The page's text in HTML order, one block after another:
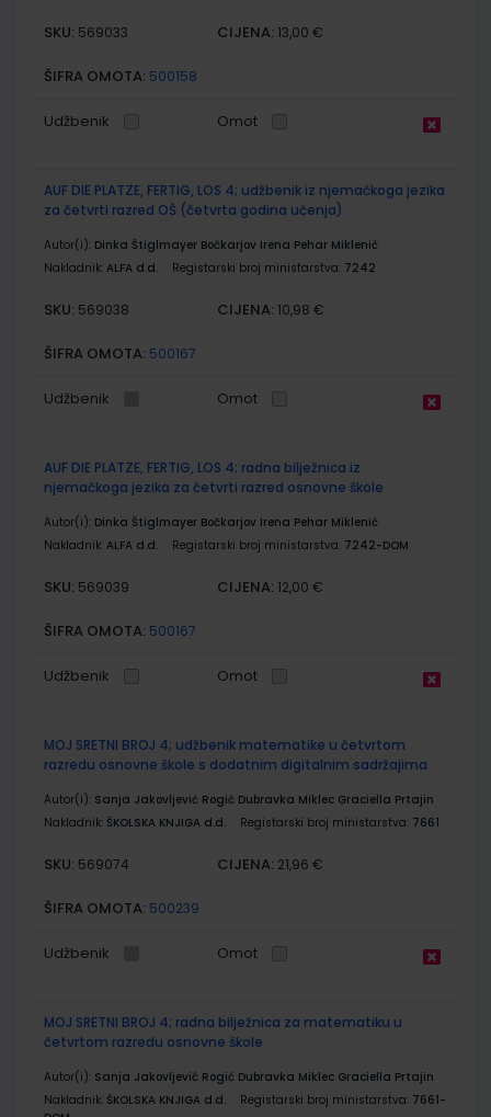
SKU: 569033 CIJENA: 13,00 €
ŠIFRA OMOTA: 500158
Udžbenik Omot
AUF DIE PLATZE, FERTIG, LOS 4; udžbenik iz njemačkoga jezika
za četvrti razred OŠ (četvrta godina učenja)
Autor(i): Dinka Štiglmayer Bočkarjov Irena Pehar Miklenić
Nakladnik: ALFA d.d. Registarski broj ministarstva: 7242
SKU: 569038 CIJENA: 10,98 €
ŠIFRA OMOTA: 500167
Udžbenik Omot
AUF DIE PLATZE, FERTIG, LOS 4; radna bilježnica iz
njemačkoga jezika za četvrti razred osnovne škole
Autor(i): Dinka Štiglmayer Bočkarjov Irena Pehar Miklenić
Nakladnik: ALFA d.d. Registarski broj ministarstva: 7242-DOM
SKU: 569039 CIJENA: 12,00 €
ŠIFRA OMOTA: 500167
Udžbenik Omot
MOJ SRETNI BROJ 4; udžbenik matematike u četvrtom
razredu osnovne škole s dodatnim digitalnim sadržajima
Autor(i): Sanja Jakovljević Rogić Dubravka Miklec Graciella Prtajin
Nakladnik: ŠKOLSKA KNJIGA d.d. Registarski broj ministarstva: 7661
SKU: 569074 CIJENA: 21,96 €
ŠIFRA OMOTA: 500239
Udžbenik Omot
MOJ SRETNI BROJ 4; radna bilježnica za matematiku u
četvrtom razredu osnovne škole
Autor(i): Sanja Jakovljević Rogić Dubravka Miklec Graciella Prtajin
Nakladnik: ŠKOLSKA KNJIGA d.d. Registarski broj ministarstva: 7661-